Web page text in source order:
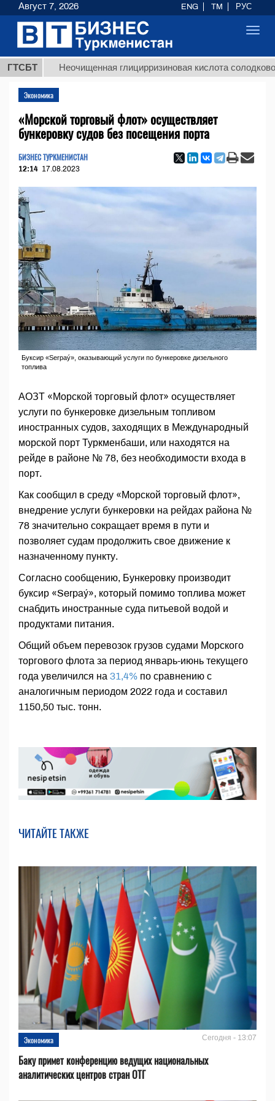
ГТСБТНеочищенная глицирризиновая кислота солодкового
Экономика
«Морской торговый флот» осуществляет
бункеровку судов без посещения порта
БИЗНЕС ТУРКМЕНИСТАН
12:14 17.08.2023
Буксир «Serpaý», оказывающий услуги по бункеровке дизельного
топлива
АОЗТ «Морской торговый флот» осуществляет
услуги по бункеровке дизельным топливом
иностранных судов, заходящих в Международный
морской порт Туркменбаши, или находятся на
рейде в районе № 78, без необходимости входа в
порт.
Как сообщил в среду «Морской торговый флот»,
внедрение услуги бункеровки на рейдах района №
78 значительно сокращает время в пути и
позволяет судам продолжить свое движение к
назначенному пункту.
Согласно сообщению, Бункеровку производит
буксир «Serpaý», который помимо топлива может
снабдить иностранные суда питьевой водой и
продуктами питания.
Общий объем перевозок грузов судами Морского
торгового флота за период январь-июнь текущего
года увеличился на 31,4% по сравнению с
аналогичным периодом 2022 года и составил
1150,50 тыс. тонн.
ЧИТАЙТЕ ТАКЖЕ
Экономика Сегодня - 13:07
Баку примет конференцию ведущих национальных
аналитических центров стран ОТГ
Август 7, 2026 ENG TM РУС